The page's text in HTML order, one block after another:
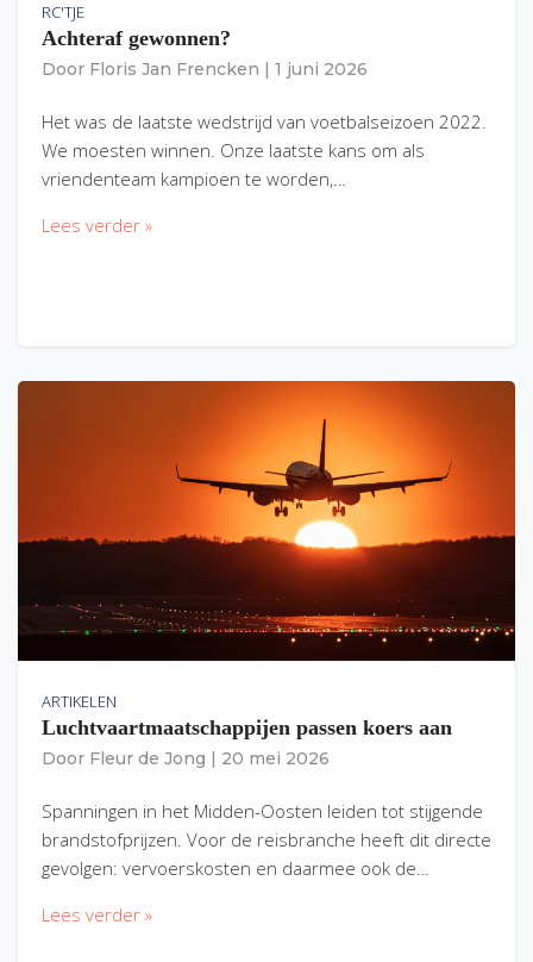
RC'TJE
Achteraf gewonnen?
Door Floris Jan Frencken 1 juni 2026
Het was de laatste wedstrijd van voetbalseizoen 2022.
We moesten winnen. Onze laatste kans om als
vriendenteam kampioen te worden,…
Lees verder »
ARTIKELEN
Luchtvaartmaatschappijen passen koers aan
Door Fleur de Jong 20 mei 2026
Spanningen in het Midden-Oosten leiden tot stijgende
brandstofprijzen. Voor de reisbranche heeft dit directe
gevolgen: vervoerskosten en daarmee ook de…
Lees verder »